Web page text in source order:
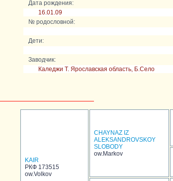
Дата рождения:
16.01.09
№ родословной:
Дети:
Заводчик:
Каледжи Т. Ярославская область, Б.Село
KAIR
РКФ 173515
ow.Volkov
CHAYNAZ IZ
ALEKSANDROVSKOY
SLOBODY
ow.Markov